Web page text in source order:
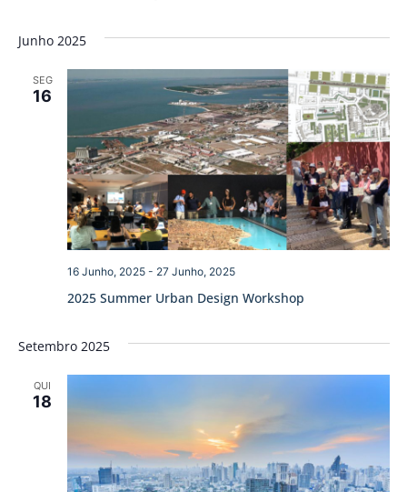
Junho 2025
SEG
16
2025 Summer Urban Design Workshop
16 Junho, 2025- 27 Junho, 2025
Setembro 2025
QUI
18